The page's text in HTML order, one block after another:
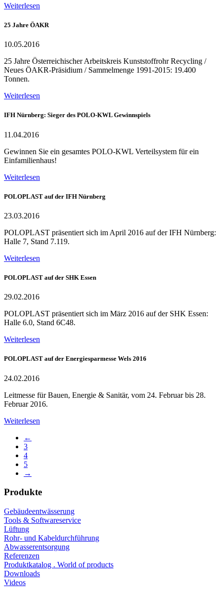
Weiterlesen
25 Jahre ÖAKR
10.05.2016
25 Jahre Österreichischer Arbeitskreis Kunststoffrohr Recycling /
Neues ÖAKR-Präsidium / Sammelmenge 1991-2015: 19.400
Tonnen.
Weiterlesen
IFH Nürnberg: Sieger des POLO-KWL Gewinnspiels
11.04.2016
Gewinnen Sie ein gesamtes POLO-KWL Verteilsystem für ein
Einfamilienhaus!
Weiterlesen
POLOPLAST auf der IFH Nürnberg
23.03.2016
POLOPLAST präsentiert sich im April 2016 auf der IFH Nürnberg:
Halle 7, Stand 7.119.
Weiterlesen
POLOPLAST auf der SHK Essen
29.02.2016
POLOPLAST präsentiert sich im März 2016 auf der SHK Essen:
Halle 6.0, Stand 6C48.
Weiterlesen
POLOPLAST auf der Energiesparmesse Wels 2016
24.02.2016
Leitmesse für Bauen, Energie & Sanitär, vom 24. Februar bis 28.
Februar 2016.
Weiterlesen
←
3
4
5
→
Produkte
Gebäudeentwässerung
Tools & Softwareservice
Lüftung
Rohr- und Kabeldurchführung
Abwasserentsorgung
Referenzen
Produktkatalog . World of products
Downloads
Videos